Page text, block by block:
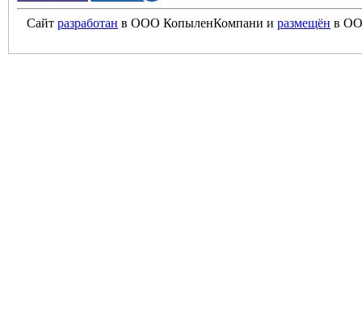
Сайт разработан в ООО КопыленКомпани и размещён в